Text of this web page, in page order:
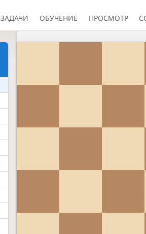
ЗАДАЧИ ОБУЧЕНИЕ ПРОСМОТР